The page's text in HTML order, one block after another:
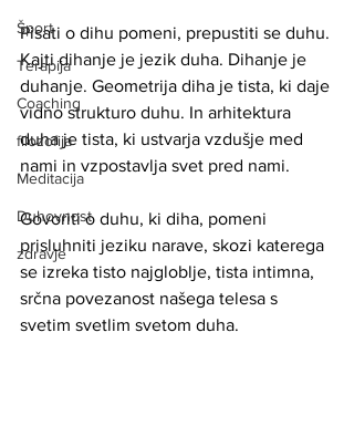
Šport
Terapija
Coaching
filozofija
Meditacija
Duhovnost
zdravje
Pisati o dihu pomeni, prepustiti se duhu.
Kajti dihanje je jezik duha. Dihanje je
duhanje. Geometrija diha je tista, ki daje
vidno strukturo duhu. In arhitektura
duha je tista, ki ustvarja vzdušje med
nami in vzpostavlja svet pred nami.
Govoriti o duhu, ki diha, pomeni
prisluhniti jeziku narave, skozi katerega
se izreka tisto najgloblje, tista intimna,
srčna povezanost našega telesa s
svetim svetlim svetom duha.